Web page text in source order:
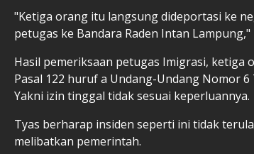
"Ketiga orang itu langsung dideportasi ke
petugas ke Bandara Raden Intan Lampung,"
Hasil pemeriksaan petugas Imigrasi, ketiga
Pasal 122 huruf a Undang-Undang Nomor
Yakni izin tinggal tidak sesuai keperluannya.
Tyas berharap insiden seperti ini tidak
melibatkan pemerintah.